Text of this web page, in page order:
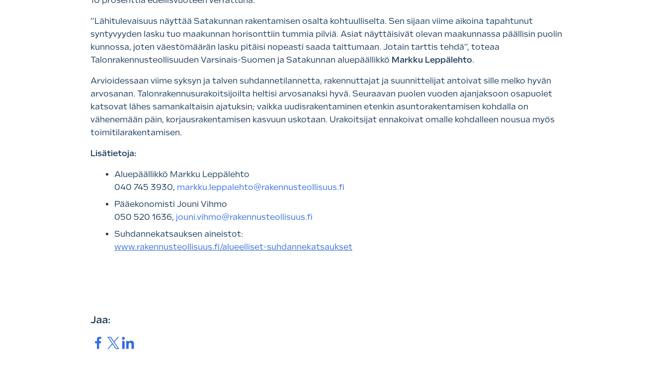
”Lähitulevaisuus näyttää Satakunnan rakentamisen osalta kohtuulliselta. Sen sijaan viime aikoina tapahtunut
syntyvyyden lasku tuo maakunnan horisonttiin tummia pilviä. Asiat näyttäisivät olevan maakunnassa päällisin puolin
kunnossa, joten väestömäärän lasku pitäisi nopeasti saada taittumaan. Jotain tarttis tehdä”, toteaa
Talonrakennusteollisuuden Varsinais-Suomen ja Satakunnan aluepäällikkö Markku Leppälehto.
Arvioidessaan viime syksyn ja talven suhdannetilannetta, rakennuttajat ja suunnittelijat antoivat sille melko hyvän
arvosanan. Talonrakennusurakoitsijoilta heltisi arvosanaksi hyvä. Seuraavan puolen vuoden ajanjaksoon osapuolet
katsovat lähes samankaltaisin ajatuksin; vaikka uudisrakentaminen etenkin asuntorakentamisen kohdalla on
vähenemään päin, korjausrakentamisen kasvuun uskotaan. Urakoitsijat ennakoivat omalle kohdalleen nousua myös
toimitilarakentamisen.
Lisätietoja:
Aluepäällikkö Markku Leppälehto
040 745 3930, markku.leppalehto@rakennusteollisuus.fi
Pääekonomisti Jouni Vihmo
050 520 1636, jouni.vihmo@rakennusteollisuus.fi
Suhdannekatsauksen aineistot:
www.rakennusteollisuus.fi/alueelliset-suhdannekatsaukset
Jaa:
Jaa. Jaa.Jaa.